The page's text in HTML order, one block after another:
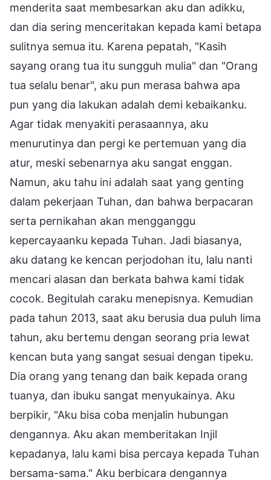
menderita saat membesarkan aku dan adikku,
dan dia sering menceritakan kepada kami betapa
sulitnya semua itu. Karena pepatah, "Kasih
sayang orang tua itu sungguh mulia" dan "Orang
tua selalu benar", aku pun merasa bahwa apa
pun yang dia lakukan adalah demi kebaikanku.
Agar tidak menyakiti perasaannya, aku
menurutinya dan pergi ke pertemuan yang dia
atur, meski sebenarnya aku sangat enggan.
Namun, aku tahu ini adalah saat yang genting
dalam pekerjaan Tuhan, dan bahwa berpacaran
serta pernikahan akan mengganggu
kepercayaanku kepada Tuhan. Jadi biasanya,
aku datang ke kencan perjodohan itu, lalu nanti
mencari alasan dan berkata bahwa kami tidak
cocok. Begitulah caraku menepisnya. Kemudian
pada tahun 2013, saat aku berusia dua puluh lima
tahun, aku bertemu dengan seorang pria lewat
kencan buta yang sangat sesuai dengan tipeku.
Dia orang yang tenang dan baik kepada orang
tuanya, dan ibuku sangat menyukainya. Aku
berpikir, "Aku bisa coba menjalin hubungan
dengannya. Aku akan memberitakan Injil
kepadanya, lalu kami bisa percaya kepada Tuhan
bersama-sama." Aku berbicara dengannya